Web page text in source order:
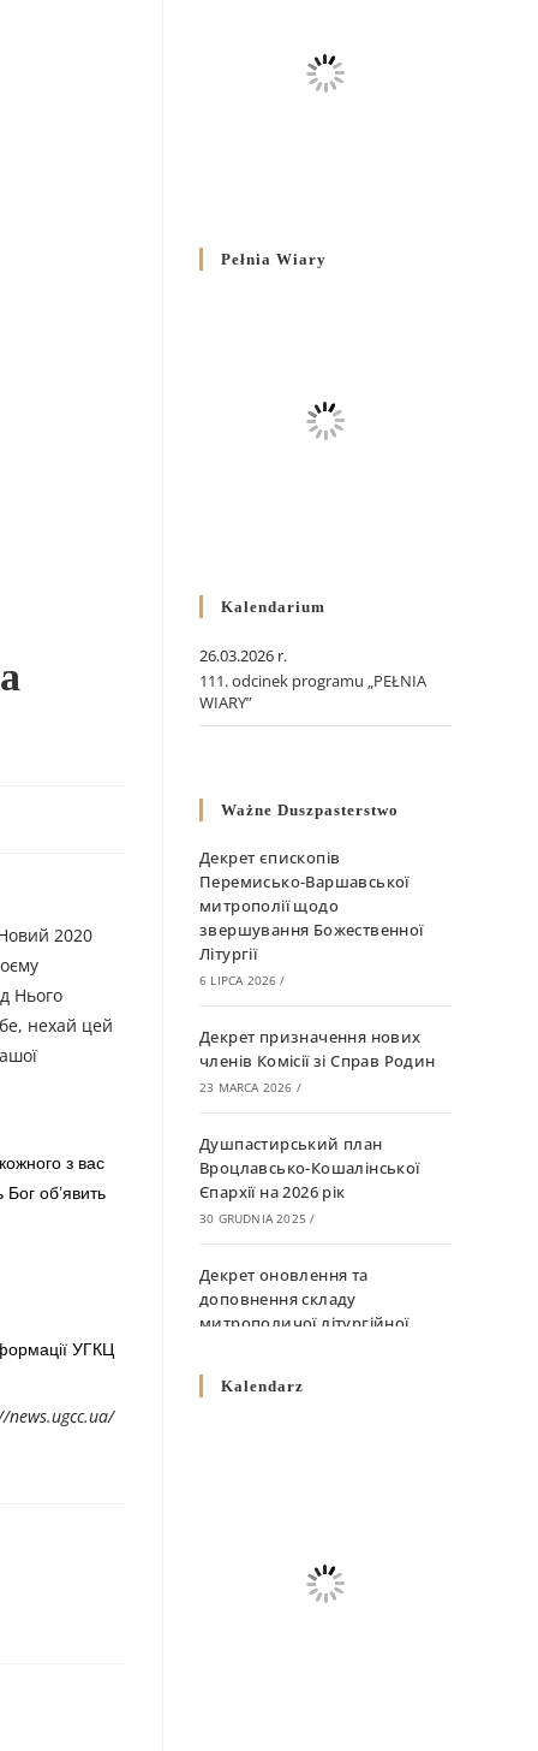
2020
Нього
нехай цей
з вас
об’явить
УГКЦ
Pełnia Wiary
Kalendarium
26.03.2026 r.
111. odcinek programu „PEŁNIA
WIARY”
Ważne Duszpasterstwo
Декрет єпископів
Перемисько-Варшавської
митрополії щодо
звершування Божественної
Літургії
6 LIPCA 2026 /
Декрет призначення нових
членів Комісії зі Справ Родин
23 MARCA 2026 /
Душпастирський план
Вроцлавсько-Кошалінської
Єпархії на 2026 рік
30 GRUDNIA 2025 /
Декрет оновлення та
доповнення складу
митрополичої літургійної
10 GRUDNIA 2025
Декрет про відзначення
Великодня і всіх рухомих
Kalendarz